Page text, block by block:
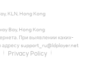
KLN, Hong Kong
Bay, Hong Kong
При выявлении каких-
адресу support_ru@ldplayer.net
Privacy Policy